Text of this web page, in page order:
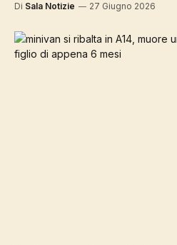
Di Sala Notizie 27 Giugno 2026